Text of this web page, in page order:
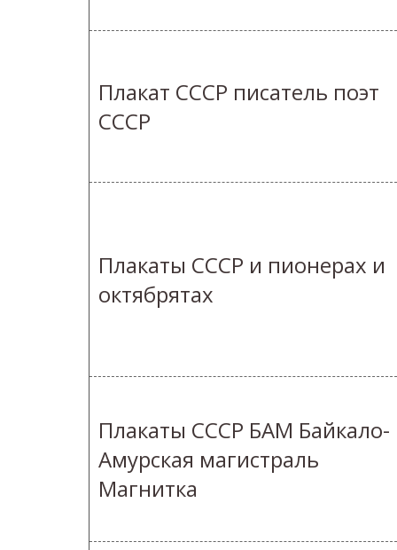
Плакат СССР писатель поэт
СССР
Плакаты СССР и пионерах и
октябрятах
Плакаты СССР БАМ Байкало-
Амурская магистраль
Магнитка